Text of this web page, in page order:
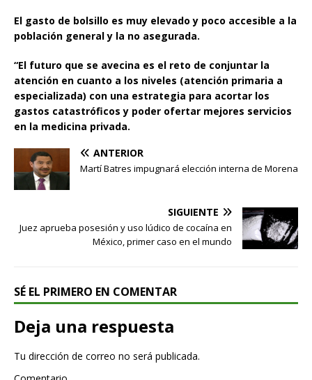
El gasto de bolsillo es muy elevado y poco accesible a la
población general y la no asegurada.
“El futuro que se avecina es el reto de conjuntar la
atención en cuanto a los niveles (atención primaria a
especializada) con una estrategia para acortar los
gastos catastróficos y poder ofertar mejores servicios
en la medicina privada.
ANTERIOR
Martí Batres impugnará elección interna de Morena
SIGUIENTE
Juez aprueba posesión y uso lúdico de cocaína en
México, primer caso en el mundo
SÉ EL PRIMERO EN COMENTAR
Deja una respuesta
Tu dirección de correo no será publicada.